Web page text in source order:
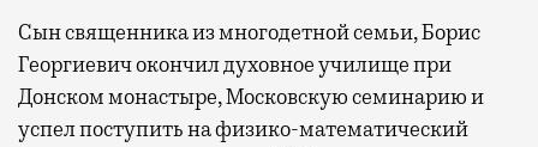
Сын священника из многодетной семьи, Борис
Георгиевич окончил духовное училище при
Донском монастыре, Московскую семинарию и
успел поступить на физико-математический